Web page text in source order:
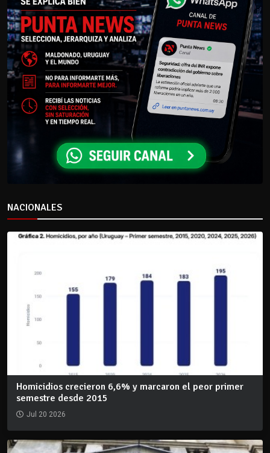
NACIONALES
Homicidios crecieron 6,6% y marcaron el peor primer
semestre desde 2015
Jul 20 2026